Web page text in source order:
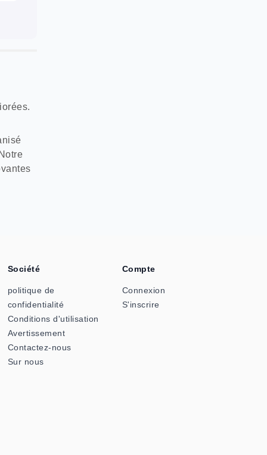
Société
politique de
confidentialité
Conditions d'utilisation
Avertissement
Contactez-nous
Sur nous
Compte
Connexion
S'inscrire